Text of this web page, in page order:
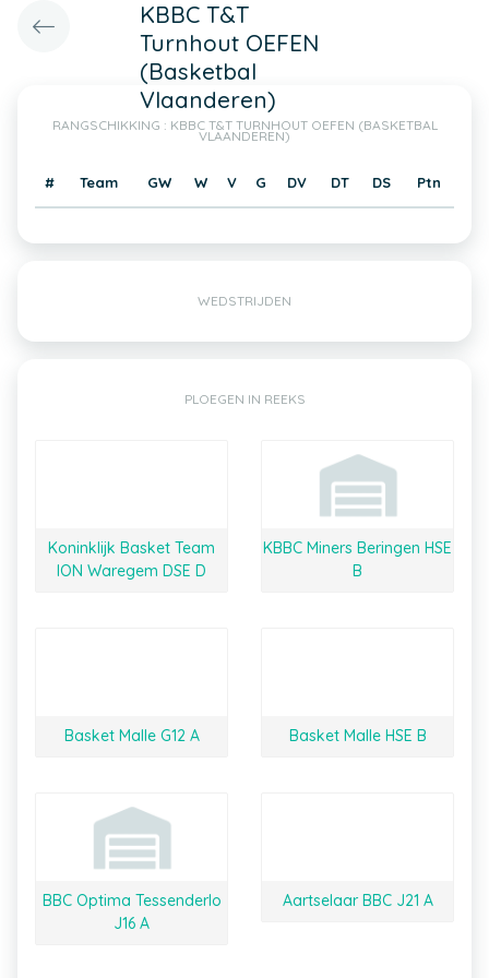
KBBC T&T
Turnhout OEFEN
(Basketbal
Vlaanderen)
RANGSCHIKKING : KBBC T&T TURNHOUT OEFEN (BASKETBAL
VLAANDEREN)
# Team GW W V G DV DT DS Ptn
WEDSTRIJDEN
PLOEGEN IN REEKS
Koninklijk Basket Team
ION Waregem DSE D
KBBC Miners Beringen HSE
B
Basket Malle G12 A Basket Malle HSE B
BBC Optima Tessenderlo
J16 A
Aartselaar BBC J21 A